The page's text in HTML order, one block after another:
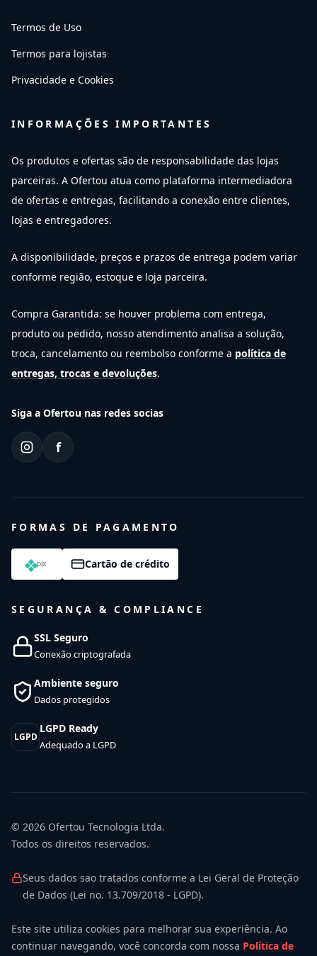
Termos de Uso
Termos para lojistas
Privacidade e Cookies
INFORMAÇÕES IMPORTANTES
Os produtos e ofertas são de responsabilidade das lojas
parceiras. A Ofertou atua como plataforma intermediadora
de ofertas e entregas, facilitando a conexão entre clientes,
lojas e entregadores.
A disponibilidade, preços e prazos de entrega podem variar
conforme região, estoque e loja parceira.
Compra Garantida: se houver problema com entrega,
produto ou pedido, nosso atendimento analisa a solução,
troca, cancelamento ou reembolso conforme a política de
entregas, trocas e devoluções.
Siga a Ofertou nas redes socias
f
FORMAS DE PAGAMENTO
Cartão de crédito
SEGURANÇA & COMPLIANCE
SSL Seguro
Conexão criptografada
Ambiente seguro
Dados protegidos
LGPD
LGPD Ready
Adequado a LGPD
© 2026 Ofertou Tecnologia Ltda.
Todos os direitos reservados.
Seus dados sao tratados conforme a Lei Geral de Proteção
de Dados (Lei no. 13.709/2018 - LGPD).
Este site utiliza cookies para melhorar sua experiência. Ao
continuar navegando, você concorda com nossa Política de